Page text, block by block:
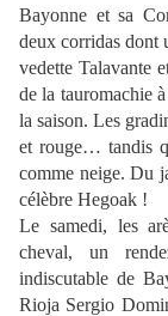
Bayonne et sa
deux corridas dont
vedette Talavante
de la tauromachie
la saison. Les
et rouge… tandis
comme neige. Du
célèbre Hegoak !
Le samedi, les
cheval, un
indiscutable de
Rioja Sergio